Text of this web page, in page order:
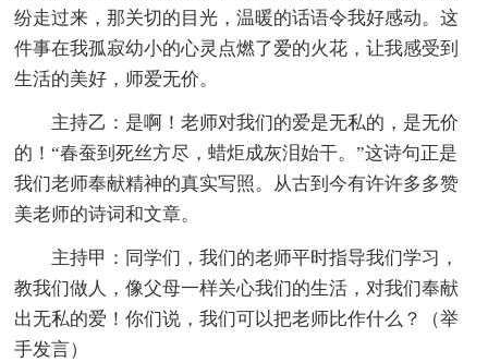
纷走过来，那关切的目光，温暖的话语令我好感动。这
件事在我孤寂幼小的心灵点燃了爱的火花，让我感受到
生活的美好，师爱无价。
主持乙：是啊！老师对我们的爱是无私的，是无价
的！“春蚕到死丝方尽，蜡炬成灰泪始干。”这诗句正是
我们老师奉献精神的真实写照。从古到今有许许多多赞
美老师的诗词和文章。
主持甲：同学们，我们的老师平时指导我们学习，
教我们做人，像父母一样关心我们的生活，对我们奉献
出无私的爱！你们说，我们可以把老师比作什么？（举
手发言）